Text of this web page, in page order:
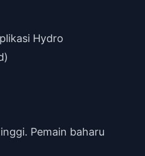
Hydro
Pemain baharu